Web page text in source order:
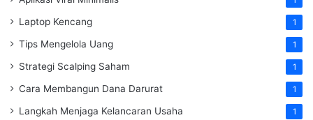
Laptop Kencang 1
Tips Mengelola Uang 1
Strategi Scalping Saham 1
Cara Membangun Dana Darurat 1
Langkah Menjaga Kelancaran Usaha 1